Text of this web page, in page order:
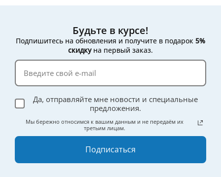
Будьте в курсе!
Подпишитесь на обновления и получите в подарок 5%
скидкуна первый заказ.
Да, отправляйте мне новости и специальные
предложения.
Мы бережно относимся к вашим данным и не передаём их
третьим лицам.
Подписаться